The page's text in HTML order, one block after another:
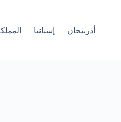
أذربيجان إسبانيا